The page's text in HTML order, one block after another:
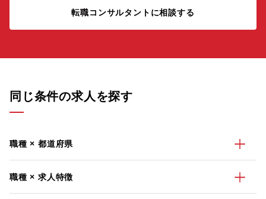
転職コンサルタントに相談する
同じ条件の求人を探す
職種 × 都道府県
職種 × 求人特徴